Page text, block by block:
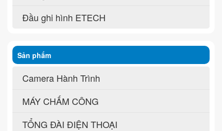
Đầu ghi hình ETECH
Sản phẩm
Camera Hành Trình
MÁY CHẤM CÔNG
TỔNG ĐÀI ĐIỆN THOẠI